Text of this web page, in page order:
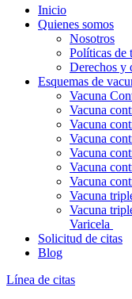
Inicio
Quienes somos
Nosotros
Políticas de
Derechos y
Esquemas de
Vacuna
Vacuna
Vacuna
Vacuna
Vacuna
Vacuna
Vacuna
Vacuna
Vacuna
Varicela
Solicitud de citas
Blog
Línea de citas